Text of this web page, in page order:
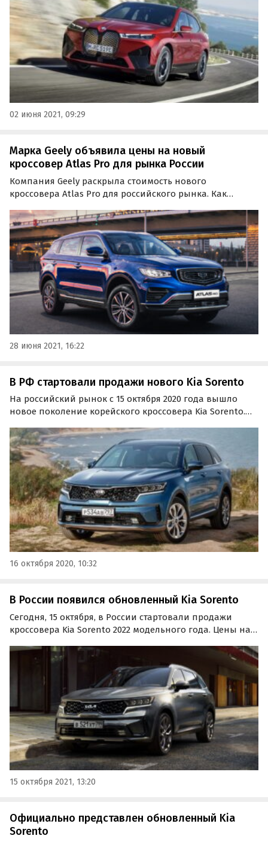
02 июня 2021, 09:29
Марка Geely объявила цены на новый
кроссовер Atlas Pro для рынка России
Компания Geely раскрыла стоимость нового
кроссовера Atlas Pro для российского рынка. Как
он будет доступен для заказа в двух комплектациях
(Flagship и Flagship+) по цене 2 119 990 и 2 184 990
рублей.
28 июня 2021, 16:22
В РФ стартовали продажи нового Kia Sorento
На российский рынок с 15 октября 2020 года вышло
новое поколение корейского кроссовера Kia Sorento.
салон, доступно к покупке сразу в восьми вариантах
комплектации по цене от 2.15 до 3.15 млн. рублей.
16 октября 2020, 10:32
В России появился обновленный Kia Sorento
Сегодня, 15 октября, в России стартовали продажи
кроссовера Kia Sorento 2022 модельного года. Цены на
новый логотип бренда и фирменную телематику Kia
Connect, варьируются от 2 499 900 до 3 629 900 рублей.
15 октября 2021, 13:20
Официально представлен обновленный Kia
Sorento